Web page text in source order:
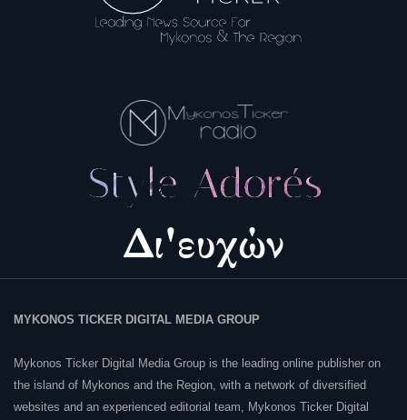
MYKONOS TICKER DIGITAL MEDIA GROUP
Mykonos Ticker Digital Media Group is the leading online publisher on
the island of Mykonos and the Region, with a network of diversified
websites and an experienced editorial team, Mykonos Ticker Digital